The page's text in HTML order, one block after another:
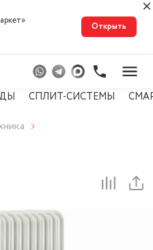
Открыть
СПЛИТ-СИСТЕМЫ